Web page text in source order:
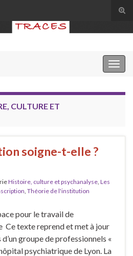
CULTURE ET
soigne-t-elle ?
Histoire, culture et psychanalyse Les
Théorie de l'institution
pour le travail de
Ce texte reprend et met à jour
groupe de professionnels «
psychiatrique de Lyon. La